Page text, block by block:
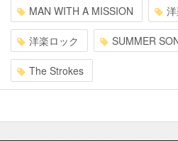
MAN WITH A MISSION
洋楽ロック SUMMER
The Strokes